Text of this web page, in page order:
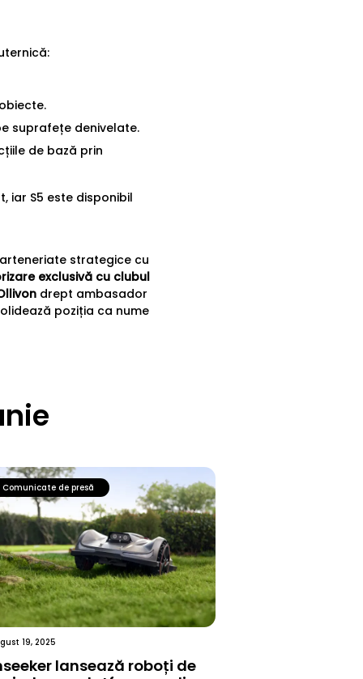
suprafețe denivelate.
de bază prin
iar S5 este disponibil
strategice cu
exclusivă cu clubul
drept ambasador
poziția ca nume
Comunicate de presă
19, 2025
lansează roboți de